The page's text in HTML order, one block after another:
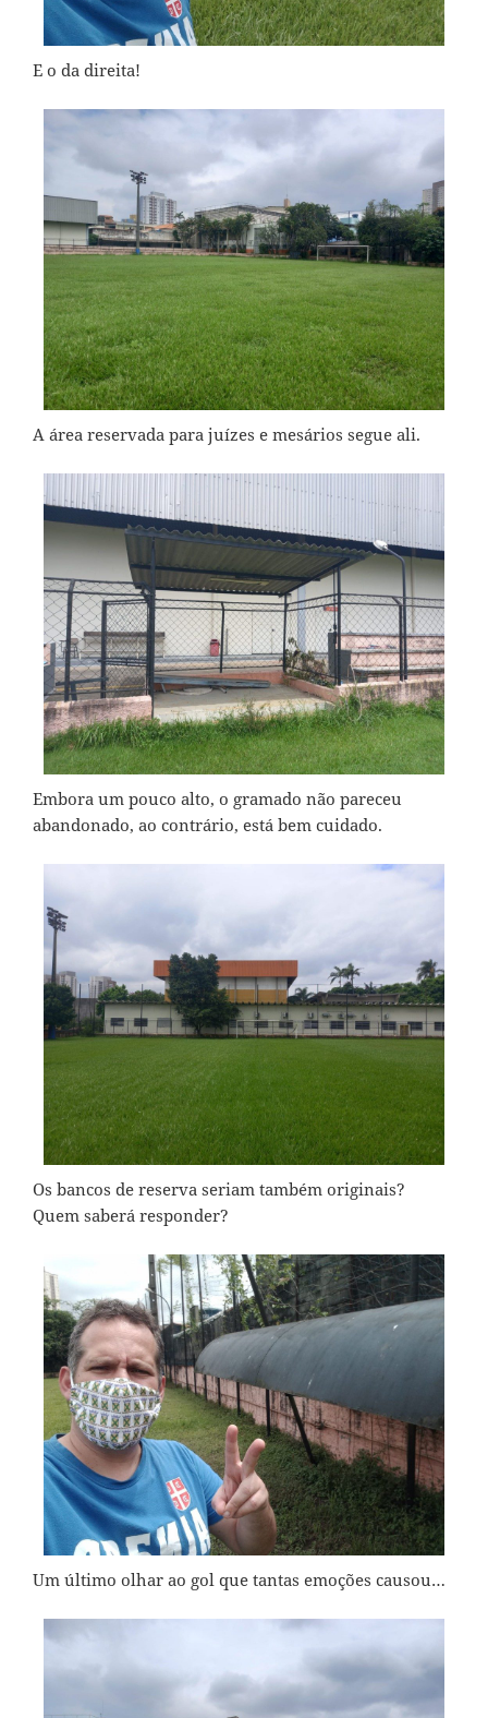
E o da direita!
A área reservada para juízes e mesários segue ali.
Embora um pouco alto, o gramado não pareceu
abandonado, ao contrário, está bem cuidado.
Os bancos de reserva seriam também originais?
Quem saberá responder?
Um último olhar ao gol que tantas emoções causou…